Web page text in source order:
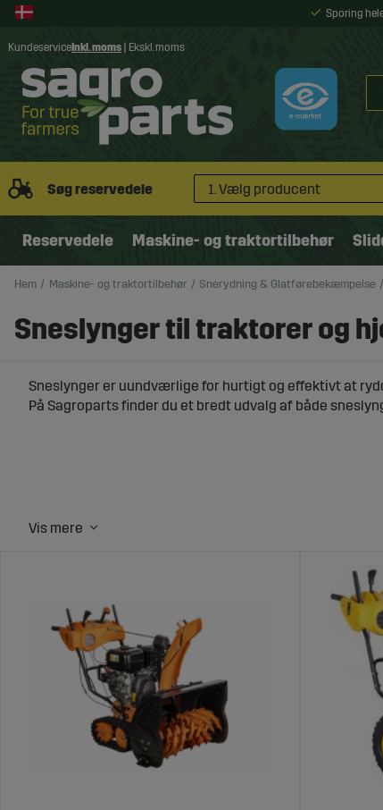
Sporing
Kundeservice Inkl. moms Ekskl. moms
Søg reservedele 1. Vælg producent
Reservedele Maskine- og traktortilbehør
Hem Maskine- og traktortilbehør Snerydning & Glatførebekæmpelse
Sneslynger til traktorer og
Sneslynger er uundværlige for hurtigt og effektivt at
På Sagroparts finder du et bredt udvalg af både
Sneslynger til traktorer og
virksomheder, der arbejder i snefyldte områder, kan
og giver en glattere arbejdsproces under vinterforhold.
Stort udvalg af sneslynger hos
Sagroparts tilbyder sneslynger i forskellige modeller
arbejdsvilkår og levere langvarig ydeevne og
Fordele ved at vælge sneslynger fra
1. **Effektiv snerydning**: Rydder hurtigt sne fra
**Tilpasningsdygtige modeller**: Fås i forskellige